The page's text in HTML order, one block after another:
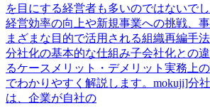
を目にする経営者も多いのではないで
経営効率の向上や新規事業への挑戦、
まざまな目的で活用される組織再編手
分社化の基本的な仕組み子会社化との
るケースメリット・デメリット実務上
でわかりやすく解説します。mokuji]分
は、企業が自社の